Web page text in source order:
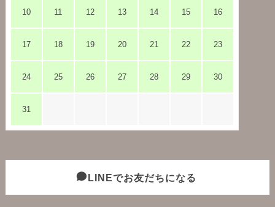
10 11 12 13 14 15 16
17 18 19 20 21 22 23
24 25 26 27 28 29 30
31
LINEでお友だちになる